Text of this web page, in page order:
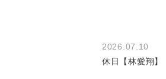
2026.07.10
休日【林愛翔】